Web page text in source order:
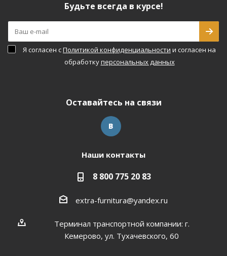
Будьте всегда в курсе!
Я согласен сПолитикой конфиденциальности и согласен на
обработкуперсональных данных
Оставайтесь на связи
Наши контакты
8 800 775 20 83
extra-furnitura@yandex.ru
Терминал транспортной компании: г.
Кемерово, ул. Тухачевского, 60